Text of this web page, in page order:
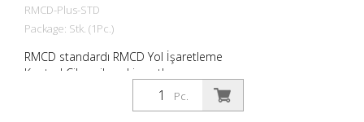
RMCD-Plus-STD
Package: Stk. (1Pc.)
RMCD standardı RMCD Yol İşaretleme
Kontrol Cihazı ile yol işaretleme
makinelerini daha rahat çalıştırmak için
tamamen yeni bir sistem geliştirdik. RMCD
Pc.